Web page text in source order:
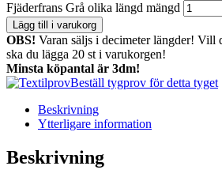
Fjäderfrans Grå olika längd mängd
Lägg till i varukorg
OBS! Varan säljs i decimeter längder! Vill
ska du lägga 20 st i varukorgen!
Minsta köpantal är 3dm!
Beställ tygprov för detta tyget
Beskrivning
Ytterligare information
Beskrivning